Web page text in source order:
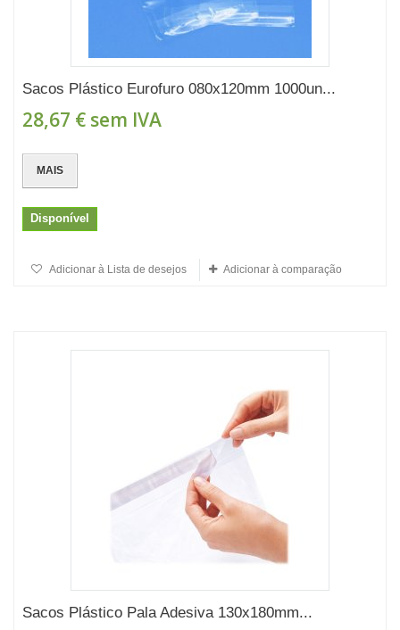
Sacos Plástico Eurofuro 080x120mm 1000un...
28,67 € sem IVA
MAIS
Disponível
Adicionar à Lista de desejos Adicionar à comparação
Sacos Plástico Pala Adesiva 130x180mm...